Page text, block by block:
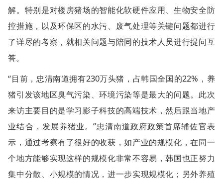
解。特别是对楼房猪场的智能化软硬件应用、生物安全防
控措施，以及环保区的水污、废气处理等关键问题都进行
了详尽的考察，就相关问题与陪同的技术人员进行提问互
答。
“目前，忠清南道拥有230万头猪，占韩国全国的22%，养
猪引发该地区臭气污染、环境污染等是最大的问题。此次
来访主要目的是学习影子科技的高端技术，然后跟当地产
业结合，发展养猪业。”忠清南道政府政策首席辅佐官表
示，通过考察有了很好的收获，如产业的规模化，在同一
个地方能够实现这样的规模化非常不容易，韩国也正努力
集中分散、小规模的情况，进一步实现规模化；另外养殖